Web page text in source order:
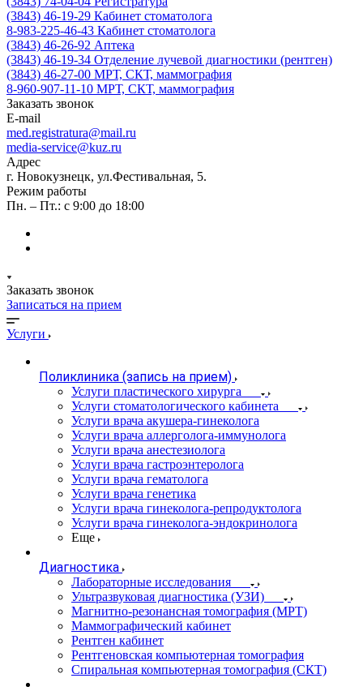
(3843) 46-19-29 Кабинет стоматолога
8-983-225-46-43 Кабинет стоматолога
(3843) 46-26-92 Аптека
(3843) 46-19-34 Отделение лучевой диагностики (рентген)
(3843) 46-27-00 МРТ, СКТ, маммография
8-960-907-11-10 МРТ, СКТ, маммография
Заказать звонок
E-mail
med.registratura@mail.ru
media-service@kuz.ru
Адрес
г. Новокузнецк, ул.Фестивальная, 5.
Режим работы
Пн. – Пт.: с 9:00 до 18:00
Заказать звонок
Записаться на прием
Услуги
Поликлиника (запись на прием)
Услуги пластического хирурга
Услуги стоматологического кабинета
Услуги врача акушера-гинеколога
Услуги врача аллерголога-иммунолога
Услуги врача анестезиолога
Услуги врача гастроэнтеролога
Услуги врача гематолога
Услуги врача генетика
Услуги врача гинеколога-репродуктолога
Услуги врача гинеколога-эндокринолога
Еще
Диагностика
Лабораторные исследования
Ультразвуковая диагностика (УЗИ)
Магнитно-резонансная томография (МРТ)
Маммографический кабинет
Рентген кабинет
Рентгеновская компьютерная томография
Спиральная компьютерная томография (СКТ)